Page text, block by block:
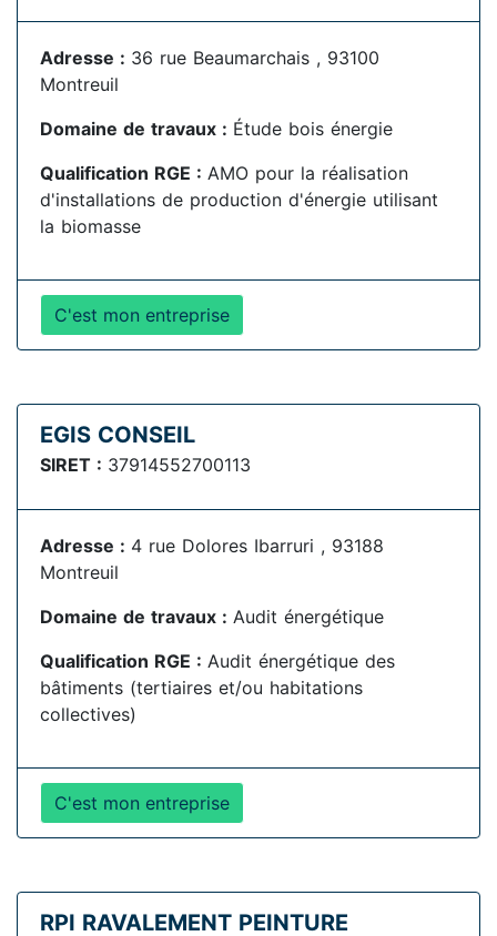
Adresse : 36 rue Beaumarchais , 93100
Montreuil
Domaine de travaux : Étude bois énergie
Qualification RGE : AMO pour la réalisation
d'installations de production d'énergie utilisant
la biomasse
C'est mon entreprise
EGIS CONSEIL
SIRET : 37914552700113
Adresse : 4 rue Dolores Ibarruri , 93188
Montreuil
Domaine de travaux : Audit énergétique
Qualification RGE : Audit énergétique des
bâtiments (tertiaires et/ou habitations
collectives)
C'est mon entreprise
RPI RAVALEMENT PEINTURE